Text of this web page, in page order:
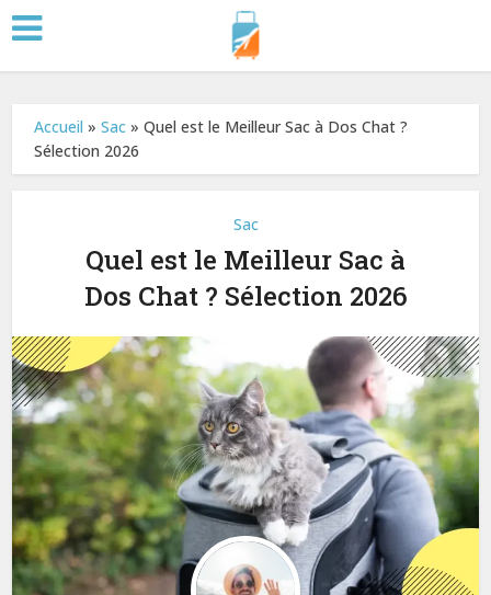
Accueil »Sac »Quel est le Meilleur Sac à Dos Chat ?
Sélection 2026
Sac
Quel est le Meilleur Sac à
Dos Chat ? Sélection 2026